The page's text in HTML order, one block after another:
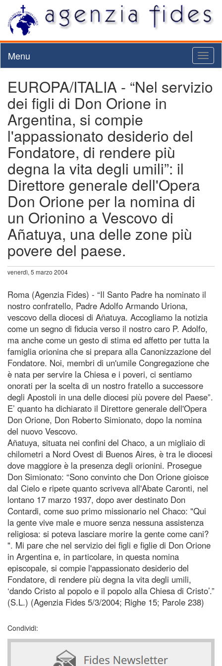
Menu
EUROPA/ITALIA - “Nel servizio
dei figli di Don Orione in
Argentina, si compie
l'appassionato desiderio del
Fondatore, di rendere più
degna la vita degli umili”: il
Direttore generale dell'Opera
Don Orione per la nomina di
un Orionino a Vescovo di
Añatuya, una delle zone più
povere del paese.
venerdì, 5 marzo 2004
Roma (Agenzia Fides) - “Il Santo Padre ha nominato il
nostro confratello, Padre Adolfo Armando Uriona,
vescovo della diocesi di Añatuya. Accogliamo la notizia
come un segno di fiducia verso il nostro caro P. Adolfo,
ma anche come un gesto di stima ed affetto per tutta la
famiglia orionina che si prepara alla Canonizzazione del
Fondatore. Noi, membri di un'umile Congregazione che
è nata per servire la Chiesa e i poveri, ci sentiamo
onorati per la scelta di un nostro fratello a successore
degli Apostoli in una delle diocesi più povere del Paese”.
E’ quanto ha dichiarato il Direttore generale dell'Opera
Don Orione, Don Roberto Simionato, dopo la nomina
del nuovo Vescovo.
Añatuya, situata nei confini del Chaco, a un migliaio di
chilometri a Nord Ovest di Buenos Aires, è tra le diocesi
dove maggiore è la presenza degli orionini. Prosegue
Don Simionato: “Sono convinto che Don Orione gioisce
dal Cielo e ripete quanto scriveva all'Abate Caronti, nel
lontano 17 marzo 1937, dopo aver destinato Don
Contardi, come suo primo missionario nel Chaco: "Qui
la gente vive male e muore senza nessuna assistenza
religiosa: si poteva lasciare morire la gente come cani?
". Mi pare che nel servizio dei figli e figlie di Don Orione
in Argentina e, in particolare, in questa nomina
episcopale, si compie l'appassionato desiderio del
Fondatore, di rendere più degna la vita degli umili,
‘dando Cristo al popolo e il popolo alla Chiesa di Cristo’.”
(S.L.) (Agenzia Fides 5/3/2004; Righe 15; Parole 238)
Condividi: